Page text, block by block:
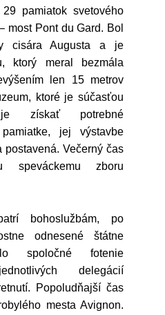
pamiatok svetového
most Pont du Gard. Bol
cisára Augusta a je
ktorý meral bezmála
len 15 metrov
ktoré je súčasťou
získať potrebné
jej výstavbe
postavená. Večerný čas
speváckemu zboru
bohoslužbám, po
odnesené štátne
spoločné fotenie
delegácií
Popoludňajší čas
mesta Avignon.